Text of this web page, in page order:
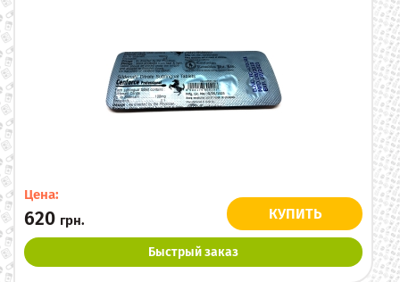
Цена:
620 грн. КУПИТЬ
Быстрый заказ